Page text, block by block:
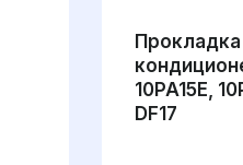
10PA15E,
DF17